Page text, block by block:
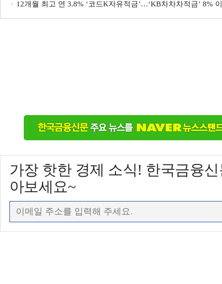
12개월 최고 연 3.8% ‘코드K자유적금’…‘KB차차차적금’ 8%
가장 핫한 경제 소식! 한국금융
아보세요~